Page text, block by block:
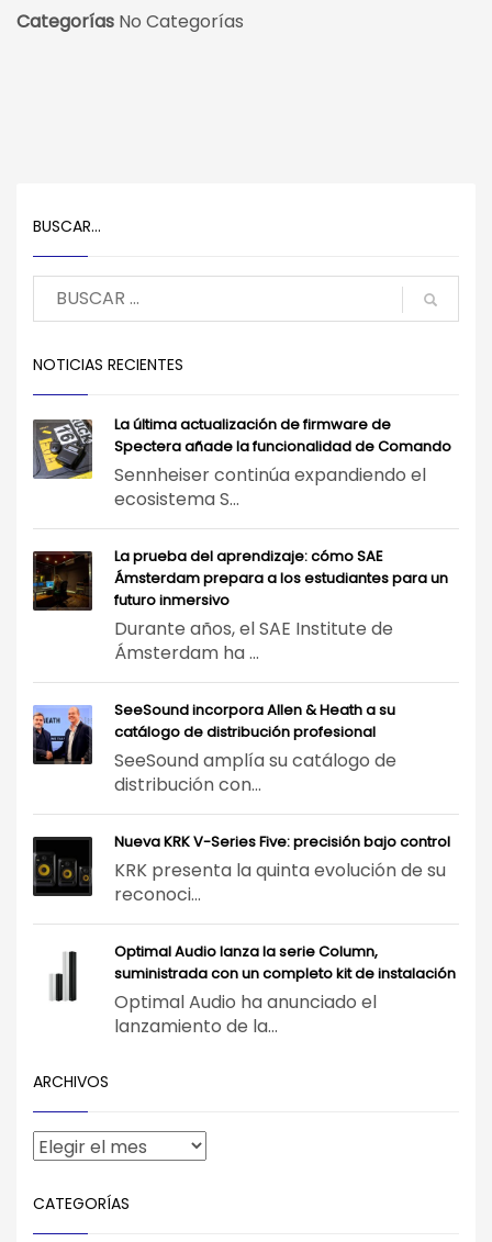
Categorías No Categorías
BUSCAR…
NOTICIAS RECIENTES
La última actualización de firmware de
Spectera añade la funcionalidad de Comando
Sennheiser continúa expandiendo el
ecosistema S...
La prueba del aprendizaje: cómo SAE
Ámsterdam prepara a los estudiantes para un
futuro inmersivo
Durante años, el SAE Institute de
Ámsterdam ha ...
SeeSound incorpora Allen & Heath a su
catálogo de distribución profesional
SeeSound amplía su catálogo de
distribución con...
Nueva KRK V-Series Five: precisión bajo control
KRK presenta la quinta evolución de su
reconoci...
Optimal Audio lanza la serie Column,
suministrada con un completo kit de instalación
Optimal Audio ha anunciado el
lanzamiento de la...
ARCHIVOS
CATEGORÍAS